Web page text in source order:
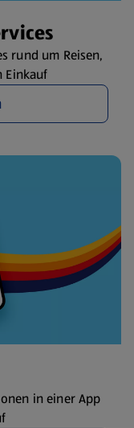
rund um Reisen,
Einkauf
in einer App